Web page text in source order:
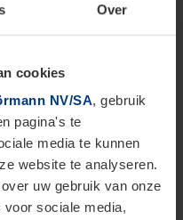
Over
cookies
NV/SA, gebruik
pagina's te
media te kunnen
website te analyseren.
uw gebruik van onze
sociale media,